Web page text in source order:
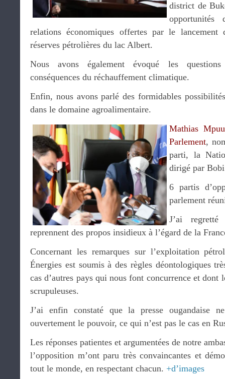
district de
opportunités
relations économiques offertes par le lancement
réserves pétrolières du lac Albert.
Nous avons également évoqué les
conséquences du réchauffement climatique.
Enfin, nous avons parlé des formidables
dans le domaine agroalimentaire.
Mathias
Parlement,
parti, la
dirigé par
6 partis
parlement
J’ai
reprennent des propos insidieux à l’égard de la
Concernant les remarques sur l’exploitation
Énergies est soumis à des règles déontologiques
cas d’autres pays qui nous font concurrence et dont
scrupuleuses.
J’ai enfin constaté que la presse ougandaise
ouvertement le pouvoir, ce qui n’est pas le cas en
Les réponses patientes et argumentées de notre
l’opposition m’ont paru très convaincantes et
tout le monde, en respectant chacun. +d’images